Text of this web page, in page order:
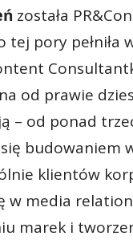
została
tej pory pełniła
od prawie
– od ponad
budowaniem
klientów
w media
marek i